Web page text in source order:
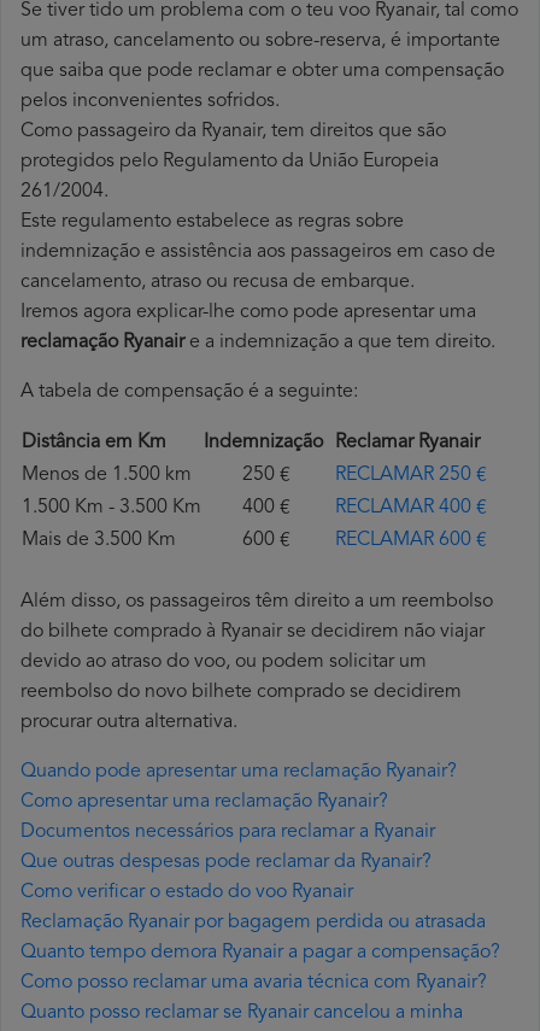
Se tiver tido um problema com o teu voo Ryanair, tal como
um atraso, cancelamento ou sobre-reserva, é importante
que saiba que pode reclamar e obter uma compensação
pelos inconvenientes sofridos.
Como passageiro da Ryanair, tem direitos que são
protegidos pelo Regulamento da União Europeia
261/2004.
Este regulamento estabelece as regras sobre
indemnização e assistência aos passageiros em caso de
cancelamento, atraso ou recusa de embarque.
Iremos agora explicar-lhe como pode apresentar uma
reclamação Ryanaire a indemnização a que tem direito.
A tabela de compensação é a seguinte:
Distância em Km Indemnização
Reclamar Ryanair
Menos de 1.500 km
250 €
RECLAMAR 250 €
1.500 Km - 3.500 Km
400 €
RECLAMAR 400 €
Mais de 3.500 Km
600 € RECLAMAR 600 €
Além disso, os passageiros têm direito a um reembolso
do bilhete comprado à Ryanair se decidirem não viajar
devido ao atraso do voo, ou podem solicitar um
reembolso do novo bilhete comprado se decidirem
procurar outra alternativa.
Quando pode apresentar uma reclamação Ryanair?
Como apresentar uma reclamação Ryanair?
Documentos necessários para reclamar a Ryanair
Que outras despesas pode reclamar da Ryanair?
Como verificar o estado do voo Ryanair
Reclamação Ryanair por bagagem perdida ou atrasada
Quanto tempo demora Ryanair a pagar a compensação?
Como posso reclamar uma avaria técnica com Ryanair?
Quanto posso reclamar se Ryanair cancelou a minha